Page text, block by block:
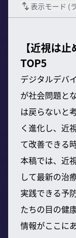
表示モード (
【近視は
TOP5
デジタルデバ
が社会問題と
は戻らないと
く進化し、近
て改善できる
本稿では、近
して最新の治
実践できる予
たちの目の健
情報がここにあ